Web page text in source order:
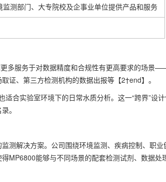
测部门、大专院校及企事业单位提供产品和服务
多服务于对数据精度和合规性有更高要求的场景
证、第三方检测机构的数据出报等【2†end】。
合实验室环境下的日常水质分析。这一“跨界”设
。
测解决方案。公司围绕环境监测、疾病控制、职业
MP6800能够与不同场景的配套检测试剂、数据处